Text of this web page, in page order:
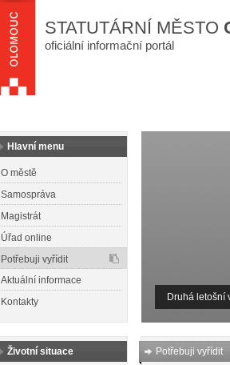
STATUTÁRNÍ MĚSTO
oficiální informační portál
Hlavní menu
O městě
Samospráva
Magistrát
Úřad online
Potřebuji vyřídit
Aktuální informace
Kontakty
Druhá letošní
Životní situace Potřebuji vyřídit